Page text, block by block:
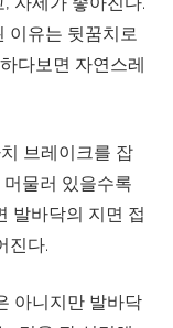
이유는 뒷꿈치로
다보면 자연스레
브레이크를 잡
물러 있을수록
발바닥의 지면 접
진다.
아니지만 발바닥